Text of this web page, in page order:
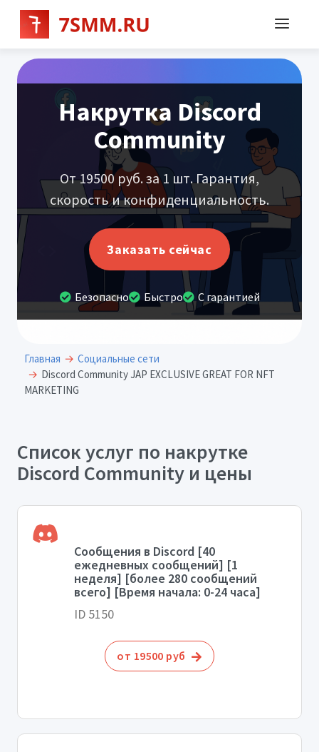
Накрутка Discord
Community
От 19500 руб. за 1 шт. Гарантия,
скорость и конфиденциальность.
Заказать сейчас
Безопасно Быстро С гарантией
Главная
Социальные сети
Discord Community JAP EXCLUSIVE GREAT FOR NFT
MARKETING
Список услуг по накрутке
Discord Community и цены
Сообщения в Discord [40
ежедневных сообщений] [1
неделя] [более 280 сообщений
всего] [Время начала: 0-24 часа]
ID 5150
от 19500 руб